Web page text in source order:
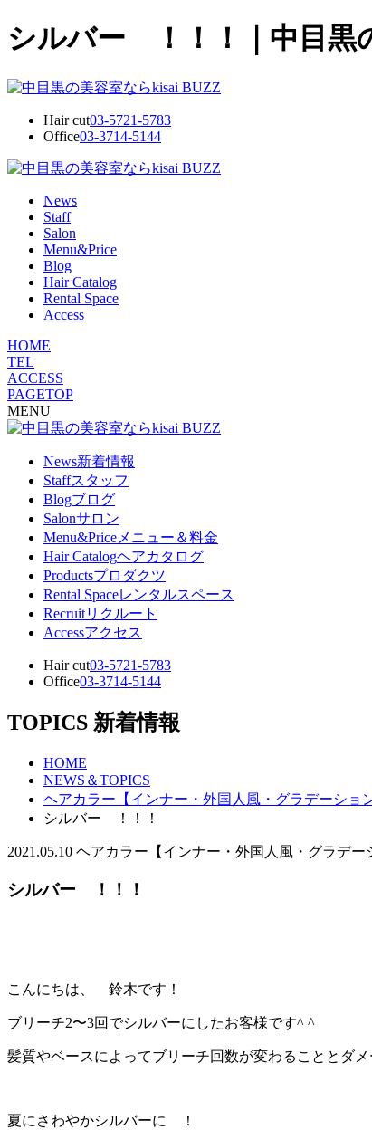
シルバー ！！！｜中目黒
Hair cut03-5721-5783
Office03-3714-5144
News
Staff
Salon
Menu&Price
Blog
Hair Catalog
Rental Space
Access
HOME
TEL
ACCESS
PAGETOP
MENU
News新着情報
Staffスタッフ
Blogブログ
Salonサロン
Menu&Price メニュー＆料金
Hair Catalogヘアカタログ
Productsプロダクツ
Rental Spaceレンタルスペース
Recruitリクルート
Accessアクセス
Hair cut03-5721-5783
Office03-3714-5144
TOPICS 新着情報
HOME
NEWS＆TOPICS
ヘアカラー【インナー・外国人風・グラデーション
シルバー ！！！
2021.05.10 ヘアカラー【インナー・外国人風・グラデー
シルバー ！！！
こんにちは、 鈴木です！
ブリーチ2〜3回でシルバーにしたお客様です^ ^
髪質やベースによってブリーチ回数が変わることとダ
夏にさわやかシルバーに ！